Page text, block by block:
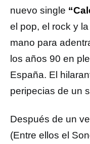
nuevo single
el pop, el rock y
mano para
los años 90 en
España. El
peripecias de un
Después de un
(Entre ellos el